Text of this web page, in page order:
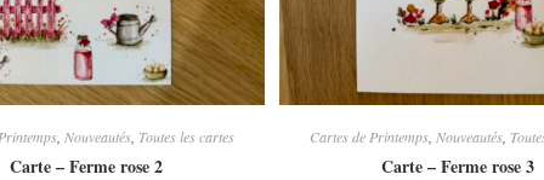
Nouveautés Toutes les cartes
Carte – Ferme rose 2
Cartes de Printemps, Nouveautés,
Carte – Ferme rose 3